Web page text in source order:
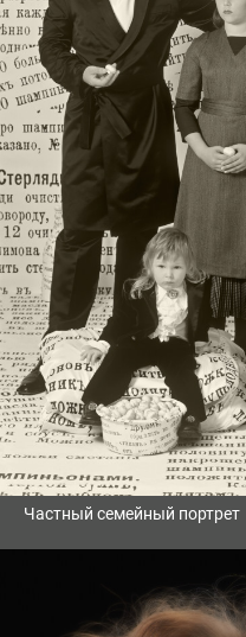
Частный семейный портрет